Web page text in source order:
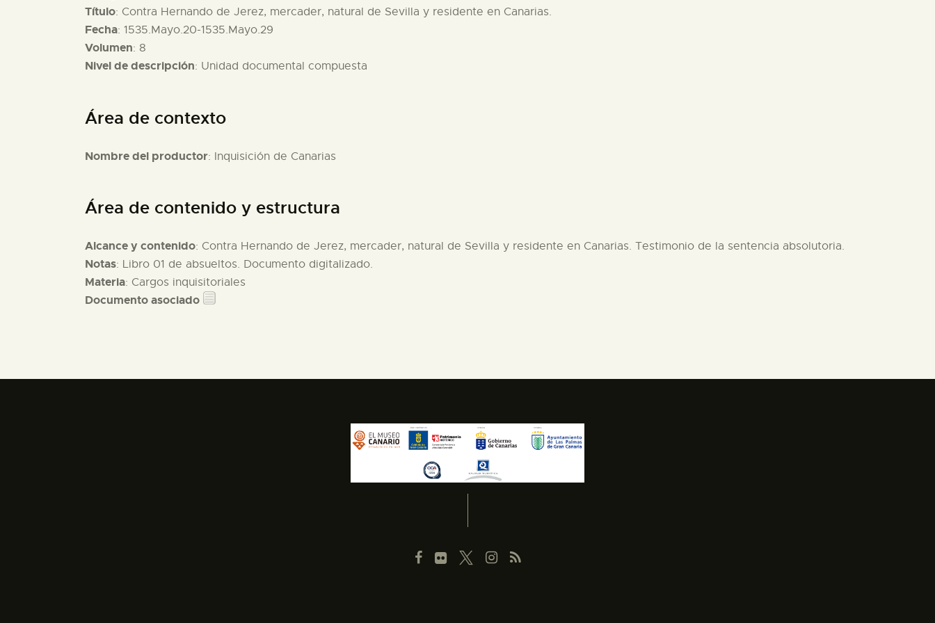
Título: Contra Hernando de Jerez, mercader, natural de Sevilla y residente en Canarias.
Fecha: 1535.Mayo.20-1535.Mayo.29
Volumen: 8
Nivel de descripción: Unidad documental compuesta
Área de contexto
Nombre del productor: Inquisición de Canarias
Área de contenido y estructura
Alcance y contenido: Contra Hernando de Jerez, mercader, natural de Sevilla y residente en Canarias. Testimonio de la sentencia absolutoria.
Notas: Libro 01 de absueltos. Documento digitalizado.
Materia: Cargos inquisitoriales
Documento asociado